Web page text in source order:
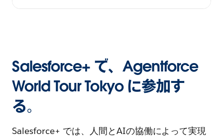
Salesforce+ で、Agentforce
World Tour Tokyo に参加す
る。
Salesforce+ では、人間とAIの協働によって実現